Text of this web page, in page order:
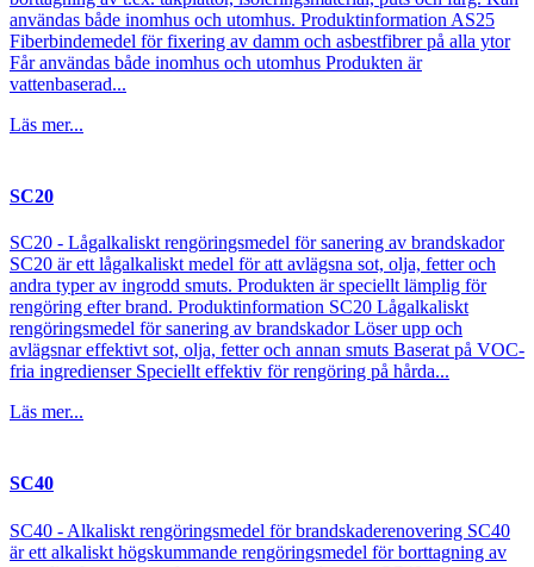
användas både inomhus och utomhus. Produktinformation AS25
Fiberbindemedel för fixering av damm och asbestfibrer på alla ytor
Får användas både inomhus och utomhus Produkten är
vattenbaserad...
Läs mer...
SC20
SC20 - Lågalkaliskt rengöringsmedel för sanering av brandskador
SC20 är ett lågalkaliskt medel för att avlägsna sot, olja, fetter och
andra typer av ingrodd smuts. Produkten är speciellt lämplig för
rengöring efter brand. Produktinformation SC20 Lågalkaliskt
rengöringsmedel för sanering av brandskador Löser upp och
avlägsnar effektivt sot, olja, fetter och annan smuts Baserat på VOC-
fria ingredienser Speciellt effektiv för rengöring på hårda...
Läs mer...
SC40
SC40 - Alkaliskt rengöringsmedel för brandskaderenovering SC40
är ett alkaliskt högskummande rengöringsmedel för borttagning av